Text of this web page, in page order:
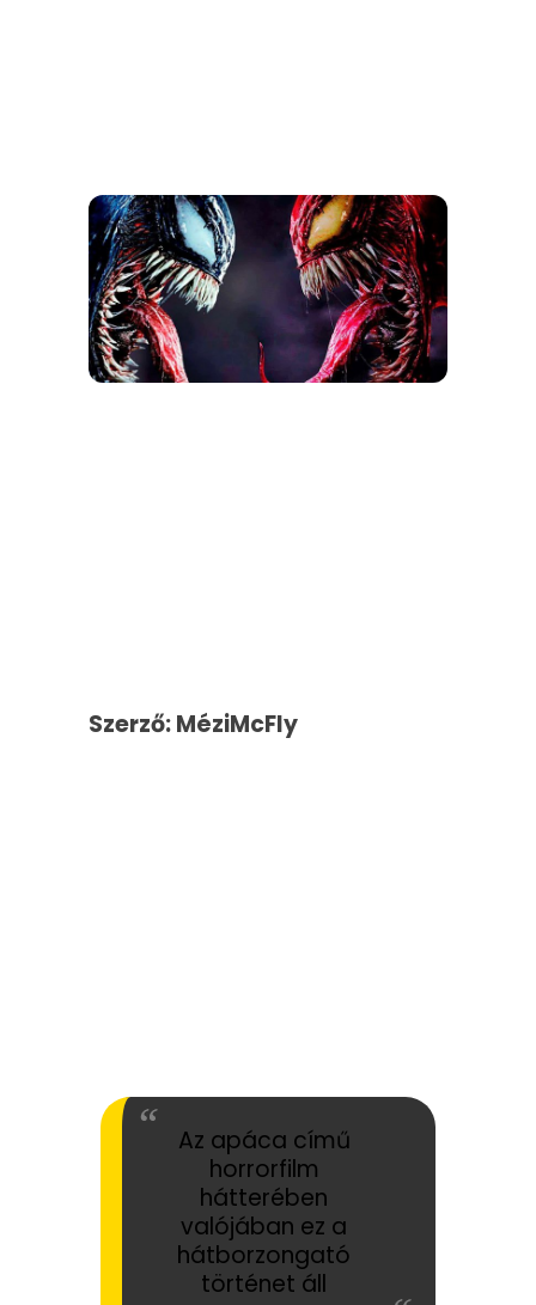
Szerző: MéziMcFly
Az apáca című
horrorfilm
hátterében
valójában ez a
hátborzongató
történet áll